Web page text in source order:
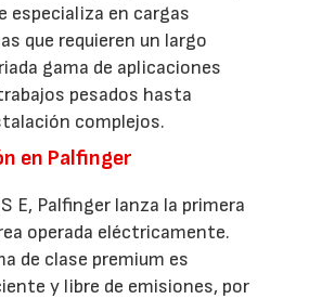
especializa en cargas
que requieren un largo
gama de aplicaciones
pesados ​​hasta
complejos.
en Palfinger
E, Palfinger lanza la primera
operada eléctricamente.
de clase premium es
y libre de emisiones, por